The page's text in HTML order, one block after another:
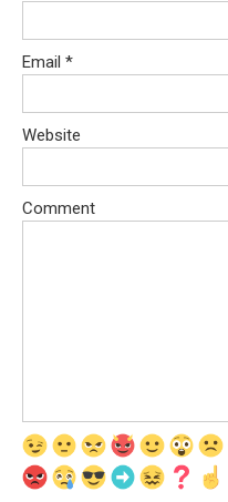
Email *
Website
Comment